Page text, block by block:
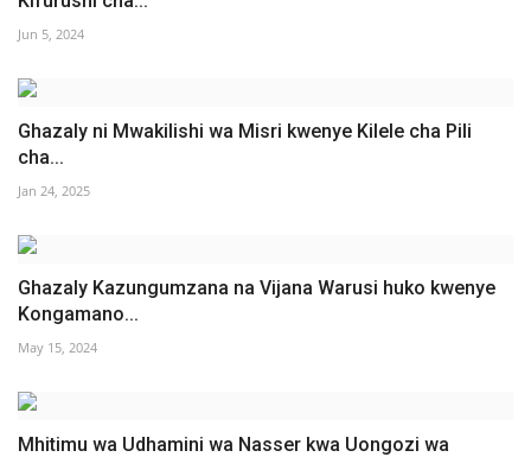
Jun 5, 2024
Ghazaly ni Mwakilishi wa Misri kwenye Kilele cha Pili
cha...
Jan 24, 2025
Ghazaly Kazungumzana na Vijana Warusi huko kwenye
Kongamano...
May 15, 2024
Mhitimu wa Udhamini wa Nasser kwa Uongozi wa